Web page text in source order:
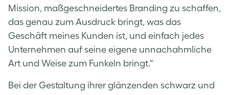
Mission, maßgeschneidertes Branding zu schaffen,
das genau zum Ausdruck bringt, was das
Geschäft meines Kunden ist, und einfach jedes
Unternehmen auf seine eigene unnachahmliche
Art und Weise zum Funkeln bringt.“
Bei der Gestaltung ihrer glänzenden schwarz und